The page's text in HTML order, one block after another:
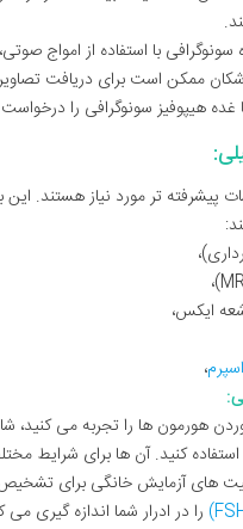
سونوگرافی با استفاده از امواج
ممکن است برای دریافت
غده هیپوفیز سونوگرافی را
پیشرفته تر مورد نیاز هستند.
ایکس،
،
هورمون ها را تجربه می کنید،
کنید. آن ها برای شرایط
های آزمایش خانگی برای
را در ادرار شما اندازه گیری